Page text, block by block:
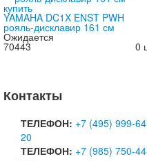
YAMAHA DC1X ENST PWH
рояль-дисклавир 161 см
Ожидается
0
70443
Контакты
ТЕЛЕФОН: +7 (495) 999-
20
ТЕЛЕФОН: +7 (985) 750-